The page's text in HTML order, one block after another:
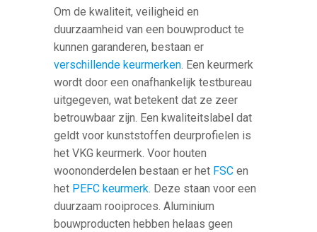
Om de kwaliteit, veiligheid en
duurzaamheid van een bouwproduct te
kunnen garanderen, bestaan er
verschillende keurmerken. Een keurmerk
wordt door een onafhankelijk testbureau
uitgegeven, wat betekent dat ze zeer
betrouwbaar zijn. Een kwaliteitslabel dat
geldt voor kunststoffen deurprofielen is
het VKG keurmerk. Voor houten
woononderdelen bestaan er het FSC en
het PEFC keurmerk. Deze staan voor een
duurzaam rooiproces. Aluminium
bouwproducten hebben helaas geen